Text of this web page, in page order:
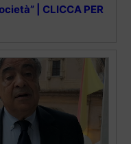
| CLICCA PER